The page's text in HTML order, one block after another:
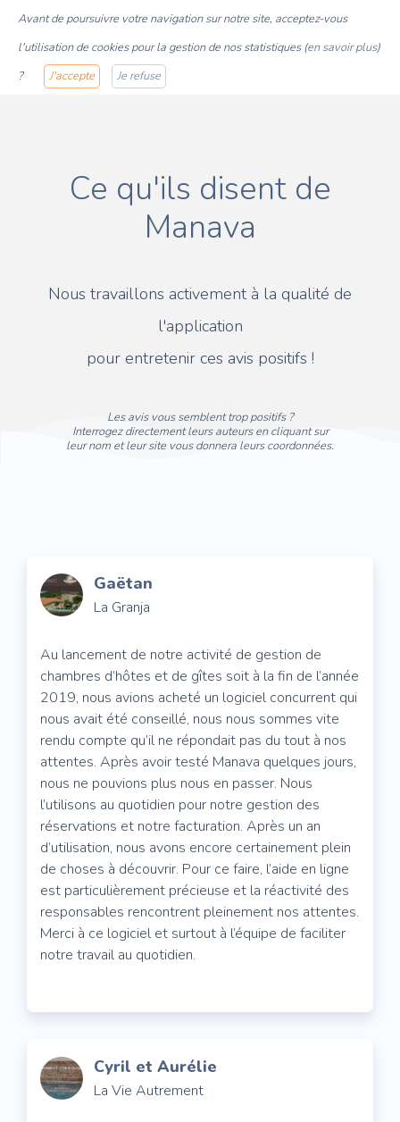
Avant de poursuivre votre navigation sur notre site, acceptez-vous
l'utilisation de cookies pour la gestion de nos statistiques (en savoir plus)
?
J'accepte Je refuse
Ce qu'ils disent de
Manava
Nous travaillons activement à la qualité de
l'application
pour entretenir ces avis positifs !
Les avis vous semblent trop positifs ?
Interrogez directement leurs auteurs en cliquant sur
leur nom et leur site vous donnera leurs coordonnées.
Gaëtan
La Granja
Au lancement de notre activité de gestion de
chambres d’hôtes et de gîtes soit à la fin de l’année
2019, nous avions acheté un logiciel concurrent qui
nous avait été conseillé, nous nous sommes vite
rendu compte qu’il ne répondait pas du tout à nos
attentes. Après avoir testé Manava quelques jours,
nous ne pouvions plus nous en passer. Nous
l’utilisons au quotidien pour notre gestion des
réservations et notre facturation. Après un an
d’utilisation, nous avons encore certainement plein
de choses à découvrir. Pour ce faire, l’aide en ligne
est particulièrement précieuse et la réactivité des
responsables rencontrent pleinement nos attentes.
Merci à ce logiciel et surtout à l’équipe de faciliter
notre travail au quotidien.
Cyril et Aurélie
La Vie Autrement